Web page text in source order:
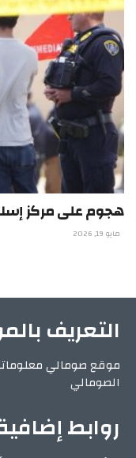
هجوم على مركز
مايو 19, 2026
التعريف
موقع صومالي
الصومالي
روابط